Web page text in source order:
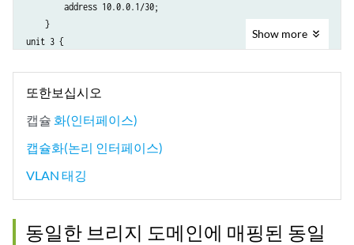
        address 10.0.0.1/30;
    }
unit 3 {
    vlan-id 101;
   }
}
Show more
또한보십시오
캡슐 화(인터페이스)
캡슐화(논리 인터페이스)
VLAN 태깅
동일한 브리지 도메인에 매핑된 동일